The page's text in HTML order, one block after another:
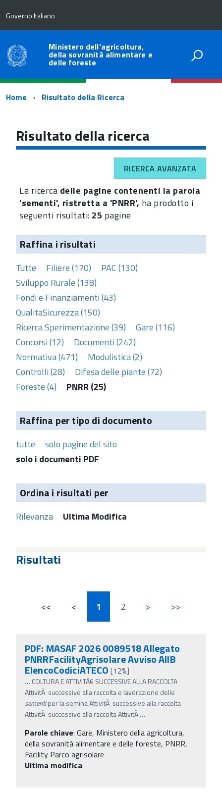
Governo Italiano
Ministero dell'agricoltura,
della sovranità alimentare e
delle foreste
Percorso
navigazione
Home Risultato della Ricerca
Risultato della ricerca
RICERCA AVANZATA
La ricerca delle pagine contenenti la parola
'sementi', ristretta a 'PNRR', ha prodotto i
seguenti risultati: 25 pagine
Raffina i risultati
Tutte Filiere (170)
PAC (130)
Sviluppo Rurale (138)
Fondi e Finanziamenti (43)
QualitaSicurezza (150)
Ricerca Sperimentazione (39)
Gare (116)
Concorsi (12)
Documenti (242)
Normativa (471)
Modulistica (2)
Controlli (28)
Difesa delle piante (72)
Foreste (4)
PNRR (25)
Raffina per tipo di documento
tutte
solo pagine del sito
solo i documenti PDF
Ordina i risultati per
Rilevanza Ultima Modifica
Risultati
<< < 1 2 > >>
PDF: MASAF 2026 0089518 Allegato
PNRRFacilityAgrisolare Avviso AllB
ElencoCodiciATECO [12%]
… COLTURA E ATTIVITÃ€ SUCCESSIVE ALLA RACCOLTA
AttivitÃ successive alla raccolta e lavorazione delle
sementiper la semina AttivitÃ successive alla raccolta
AttivitÃ successive alla raccolta AttivitÃ…
Parole chiave: Gare, Ministero della agricoltura,
della sovranità alimentare e delle foreste, PNRR,
Facility Parco agrisolare
Ultima modifica: